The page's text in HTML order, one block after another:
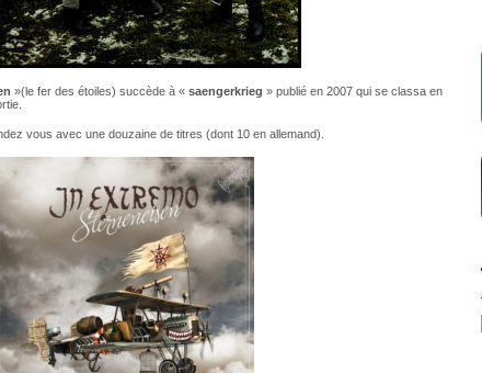
»(le fer des étoiles) succède à « saengerkrieg » publié en 2007 qui se classa en
vous avec une douzaine de titres (dont 10 en allemand).